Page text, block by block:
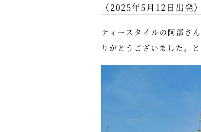
（2025年5月12日出発
ティースタイルの阿部さ
りがとうございました。